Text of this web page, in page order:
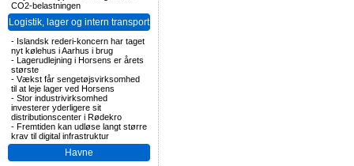
CO2-belastningen
Logistik, lager og intern transport
- Islandsk rederi-koncern har taget
nyt kølehus i Aarhus i brug
- Lagerudlejning i Horsens er årets
største
- Vækst får sengetøjsvirksomhed
til at leje lager ved Horsens
- Stor industrivirksomhed
investerer yderligere sit
distributionscenter i Rødekro
- Fremtiden kan udløse langt større
krav til digital infrastruktur
Havne